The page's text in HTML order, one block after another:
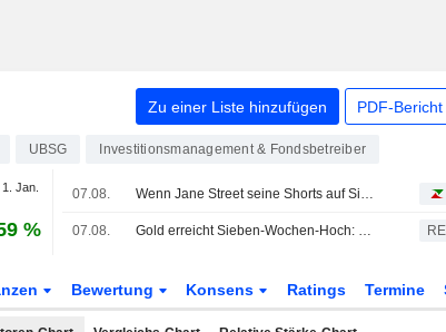
Zu einer Liste hinzufügen PDF-Bericht
UBSG Investitionsmanagement & Fondsbetreiber
Jan.
%
07.08. Wenn Jane Street seine Shorts auf Sivers Semiconductors eindeckt
07.08. Gold erreicht Sieben-Wochen-Hoch: Schwache US-Arbeitsmarktdaten dämpfen Zinserhöhungserwartungen RE
Bewertung Konsens Ratings Termine